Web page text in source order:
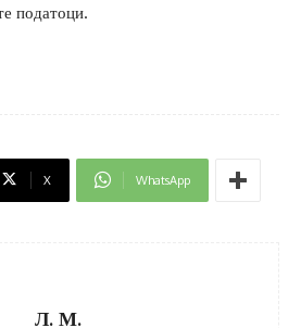
податоци.
X WhatsApp
Л. М.